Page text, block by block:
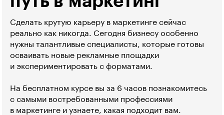
Сделать крутую карьеру в маркетинге сейчас 
реально как никогда. Сегодня бизнесу особенно
нужны талантливые специалисты, которые готовы
осваивать новые рекламные площадки
и экспериментировать с форматами.
На бесплатном курсе вы за 6 часов познакомитесь
с самыми востребованными профессиями
в маркетинге и узнаете, какая подходит вам.